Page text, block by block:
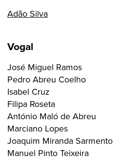
Adão Silva
Vogal
José Miguel Ramos
Pedro Abreu Coelho
Isabel Cruz
Filipa Roseta
António Maló de Abreu
Marciano Lopes
Joaquim Miranda Sarmento
Manuel Pinto Teixeira